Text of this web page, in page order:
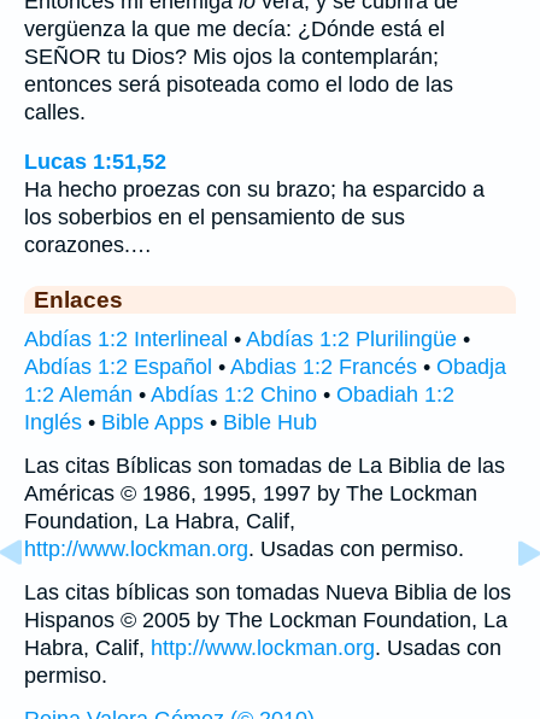
vergüenza la que me decía: ¿Dónde está el
SEÑOR tu Dios? Mis ojos la contemplarán;
entonces será pisoteada como el lodo de las
calles.
Lucas 1:51,52
Ha hecho proezas con su brazo; ha esparcido a
los soberbios en el pensamiento de sus
corazones.…
Enlaces
Abdías 1:2 Interlineal • Abdías 1:2 Plurilingüe •
Abdías 1:2 Español • Abdias 1:2 Francés • Obadja
1:2 Alemán • Abdías 1:2 Chino • Obadiah 1:2
Inglés • Bible Apps • Bible Hub
Las citas Bíblicas son tomadas de La Biblia de las
Américas © 1986, 1995, 1997 by The Lockman
Foundation, La Habra, Calif,
http://www.lockman.org. Usadas con permiso.
Las citas bíblicas son tomadas Nueva Biblia de los
Hispanos © 2005 by The Lockman Foundation, La
Habra, Calif, http://www.lockman.org. Usadas con
permiso.